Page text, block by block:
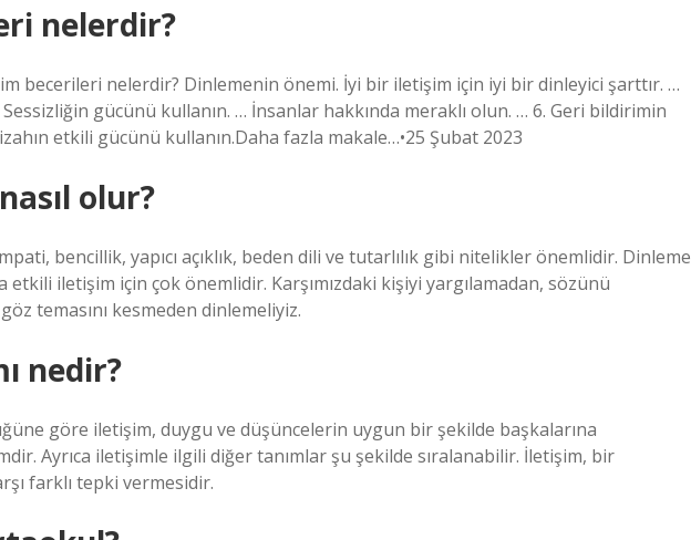
nelerdir?
becerileri nelerdir? Dinlemenin önemi. İyi bir iletişim için iyi bir dinleyici şarttır. …
gücünü kullanın. … İnsanlar hakkında meraklı olun. … 6. Geri bildirimin
etkili gücünü kullanın.Daha fazla makale…•25 Şubat 2023
olur?
bencillik, yapıcı açıklık, beden dili ve tutarlılık gibi nitelikler önemlidir. Dinleme
etkili iletişim için çok önemlidir. Karşımızdaki kişiyi yargılamadan, sözünü
temasını kesmeden dinlemeliyiz.
nedir?
göre iletişim, duygu ve düşüncelerin uygun bir şekilde başkalarına
Ayrıca iletişimle ilgili diğer tanımlar şu şekilde sıralanabilir. İletişim, bir
farklı tepki vermesidir.